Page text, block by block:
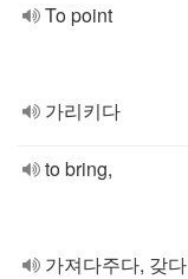
To point
가리키다
to bring,
가져다주다, 갖다